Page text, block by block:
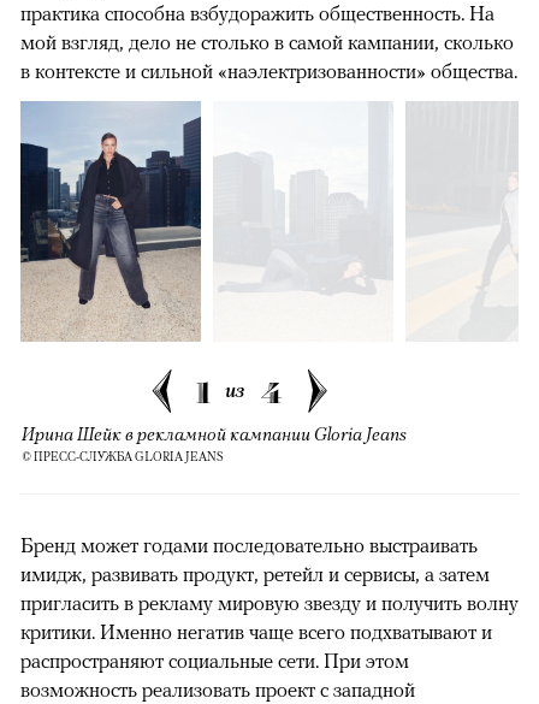
практика способна взбудоражить общественность. На
мой взгляд, дело не столько в самой кампании, сколько
в контексте и сильной «наэлектризованности» общества.
1 из 4
Ирина Шейк в рекламной кампании Gloria Jeans
© ПРЕСС-СЛУЖБА GLORIA JEANS
Бренд может годами последовательно выстраивать
имидж, развивать продукт, ретейл и сервисы, а затем
пригласить в рекламу мировую звезду и получить волну
критики. Именно негатив чаще всего подхватывают и
распространяют социальные сети. При этом
возможность реализовать проект с западной